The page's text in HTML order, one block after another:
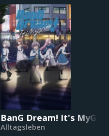
BanG Dream! It's
Alltagsleben